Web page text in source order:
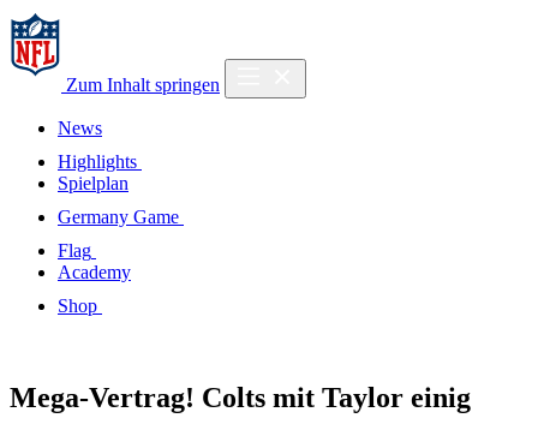
Zum Inhalt springen
News
Highlights
Spielplan
Germany Game
Flag
Academy
Shop
Mega-Vertrag! Colts mit Taylor einig